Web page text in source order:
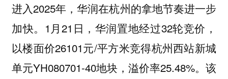
进入2025年，华润在杭州的拿地节奏进一步
加快。1月21日，华润置地经过32轮竞价，
以楼面价26101元/平方米竞得杭州西站新城
单元YH080701-40地块，溢价率25.48%。该